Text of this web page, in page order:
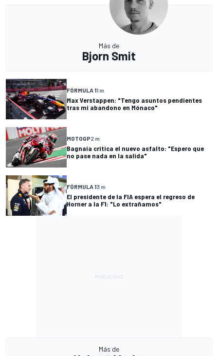
Más de
Bjorn Smit
FÓRMULA 11 m
Max Verstappen: "Tengo asuntos pendientes
tras mi abandono en Mónaco"
MOTOGP2 m
Bagnaia critica el nuevo asfalto: "Espero que
no pase nada en la salida"
FÓRMULA 13 m
El presidente de la FIA espera el regreso de
Horner a la F1: "Lo extrañamos"
Más de